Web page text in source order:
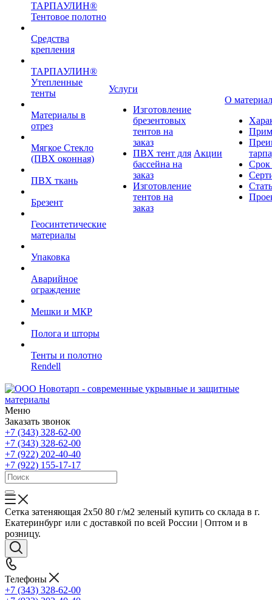
ТАРПАУЛИН®
Тентовое полотно
Средства
крепления
ТАРПАУЛИН®
Утепленные
тенты
Материалы в
отрез
Мягкое Стекло
(ПВХ оконная)
ПВХ ткань
Брезент
Геосинтетические
материалы
Упаковка
Аварийное
ограждение
Мешки и МКР
Полога и шторы
Тенты и полотно
Rendell
Услуги
Изготовление
брезентовых
тентов на
заказ
ПВХ тент для
бассейна на
заказ
Изготовление
тентов на
заказ
Акции
О
Меню
Заказать звонок
+7 (343) 328-62-00
+7 (343) 328-62-00
+7 (922) 202-40-40
+7 (922) 155-17-17
Сетка затеняющая 2х50 80 г/м2 зеленый купить со склада в г.
Екатеринбург или с доставкой по всей России | Оптом и в
розницу.
Телефоны
+7 (343) 328-62-00